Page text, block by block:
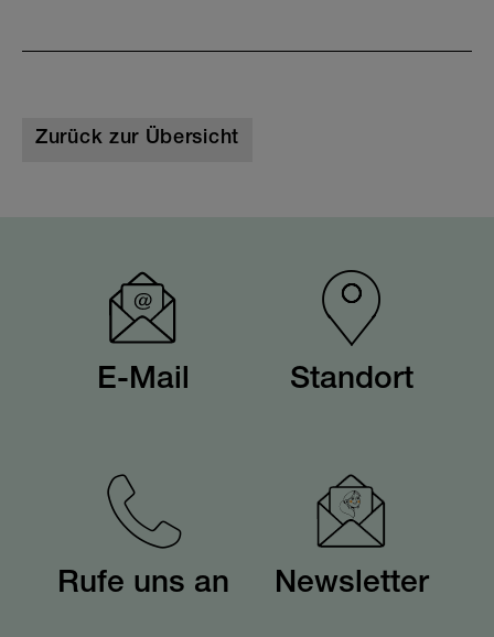
Zurück zur Übersicht
E-Mail Standort
Rufe uns an Newsletter